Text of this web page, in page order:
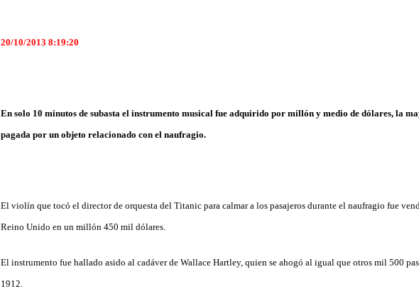
20/10/2013 8:19:20
En solo 10 minutos de subasta el instrumento musical fue adquirido por millón y medio de dólares, la
pagada por un objeto relacionado con el naufragio.
El violín que tocó el director de orquesta del Titanic para calmar a los pasajeros durante el naufragio fue
Reino Unido en un millón 450 mil dólares.
El instrumento fue hallado asido al cadáver de Wallace Hartley, quien se ahogó al igual que otros mil 500
1912.